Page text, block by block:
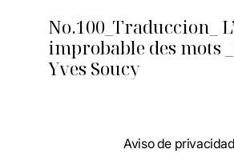
No.100_Traduccion_
improbable des mots
Yves Soucy
Aviso de privacidad